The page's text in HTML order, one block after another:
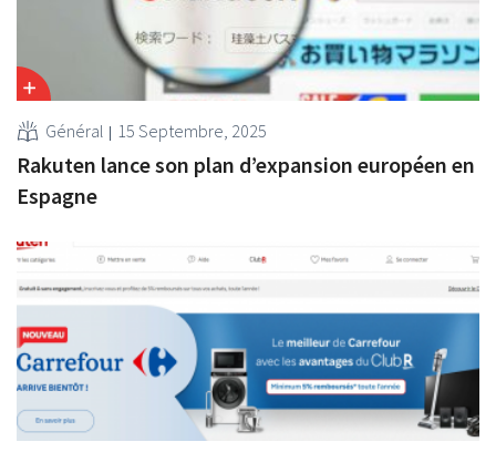
Général 15 Septembre, 2025
Rakuten lance son plan d’expansion européen en
Espagne